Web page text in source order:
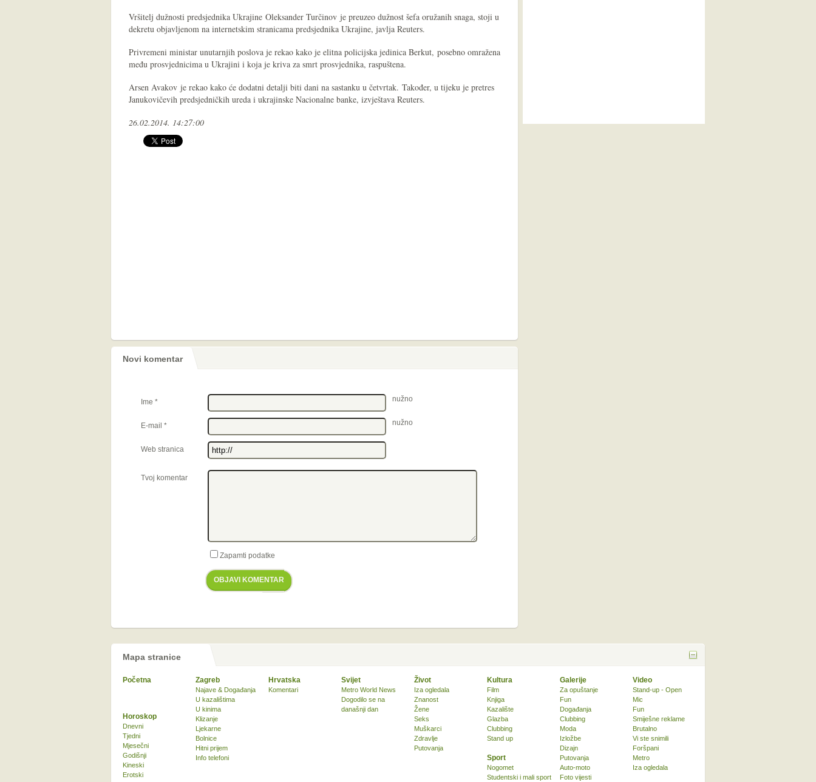
Vršitelj dužnosti predsjednika Ukrajine Oleksander Turčinov je preuzeo dužnost šefa oružanih snaga, stoji u
dekretu objavljenom na internetskim stranicama predsjednika Ukrajine, javlja Reuters.
Privremeni ministar unutarnjih poslova je rekao kako je elitna policijska jedinica Berkut, posebno omražena
među prosvjednicima u Ukrajini i koja je kriva za smrt prosvjednika, raspuštena.
Arsen Avakov je rekao kako će dodatni detalji biti dani na sastanku u četvrtak. Također, u tijeku je pretres
Janukovičevih predsjedničkih ureda i ukrajinske Nacionalne banke, izvještava Reuters.
26.02.2014. 14:27:00
Novi komentar
Ime * nužno
E-mail * nužno
Web stranica
Tvoj komentar
Zapamti podatke
OBJAVI KOMENTAR
Mapa stranice
Početna Zagreb
Najave & Događanja
U kazalištima
U kinima
Klizanje
Ljekarne
Bolnice
Hitni prijem
Info telefoni
Hrvatska
Komentari
Svijet
Metro World News
Dogodilo se na
današnji dan
Život
Iza ogledala
Znanost
Žene
Seks
Muškarci
Zdravlje
Putovanja
Kultura
Film
Knjiga
Kazalište
Glazba
Clubbing
Stand up
Sport
Nogomet
Studentski i mali sport
Horoskop
Dnevni
Tjedni
Mjesečni
Godišnji
Kineski
Erotski
Galerije
Za opuštanje
Fun
Događanja
Clubbing
Moda
Izložbe
Dizajn
Putovanja
Auto-moto
Foto vijesti
Video
Stand-up - Open
Mic
Fun
Smiješne reklame
Brutalno
Vi ste snimili
Foršpani
Metro
Iza ogledala